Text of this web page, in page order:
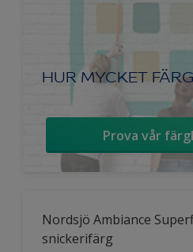
HUR MYCKET
Prova vår
Nordsjö Ambiance
snickerifärg